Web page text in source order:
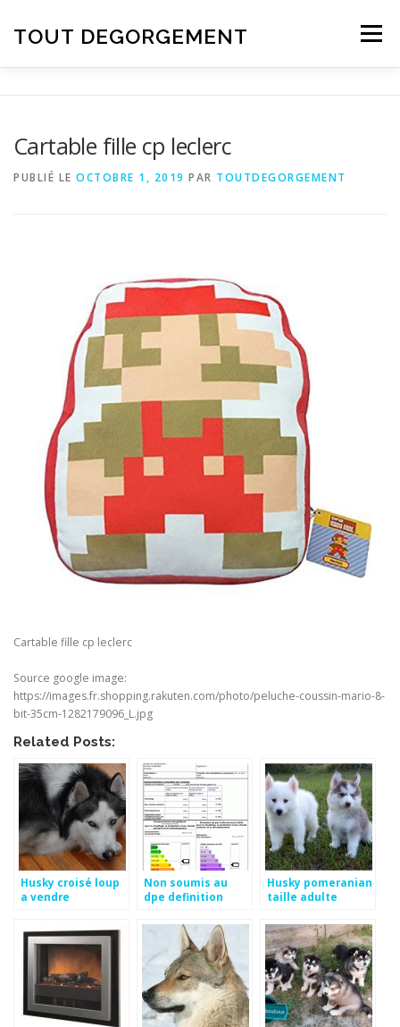
TOUT DEGORGEMENT Menu
Cartable fille cp leclerc
PUBLIÉ LE OCTOBRE 1, 2019 PAR TOUTDEGORGEMENT
Cartable fille cp leclerc
Source google image:
https://images.fr.shopping.rakuten.com/photo/peluche-coussin-mario-8-
bit-35cm-1282179096_L.jpg
Related Posts:
Husky croisé loup
a vendre
Non soumis au
dpe definition
Husky pomeranian
taille adulte